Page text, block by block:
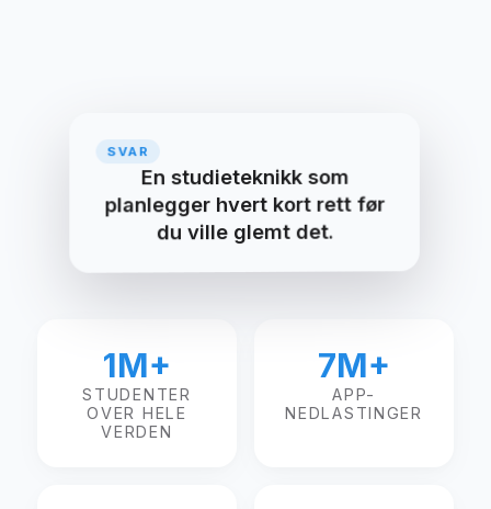
SPØRSMÅL
Hva er spaced repetition?
En studieteknikk som
planlegger hvert kort rett før
du ville glemt det.
1M+
STUDENTER
OVER HELE
VERDEN
7M+
APP-
NEDLASTINGER